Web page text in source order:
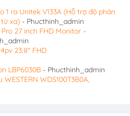
1 ra Unitek V133A (Hỗ trợ độ phân
xa) - Phucthinh_admin
27 inch FHD Monitor –
23.8″ FHD
LBP6030B - Phucthinh_admin
WDS100T3B0A,